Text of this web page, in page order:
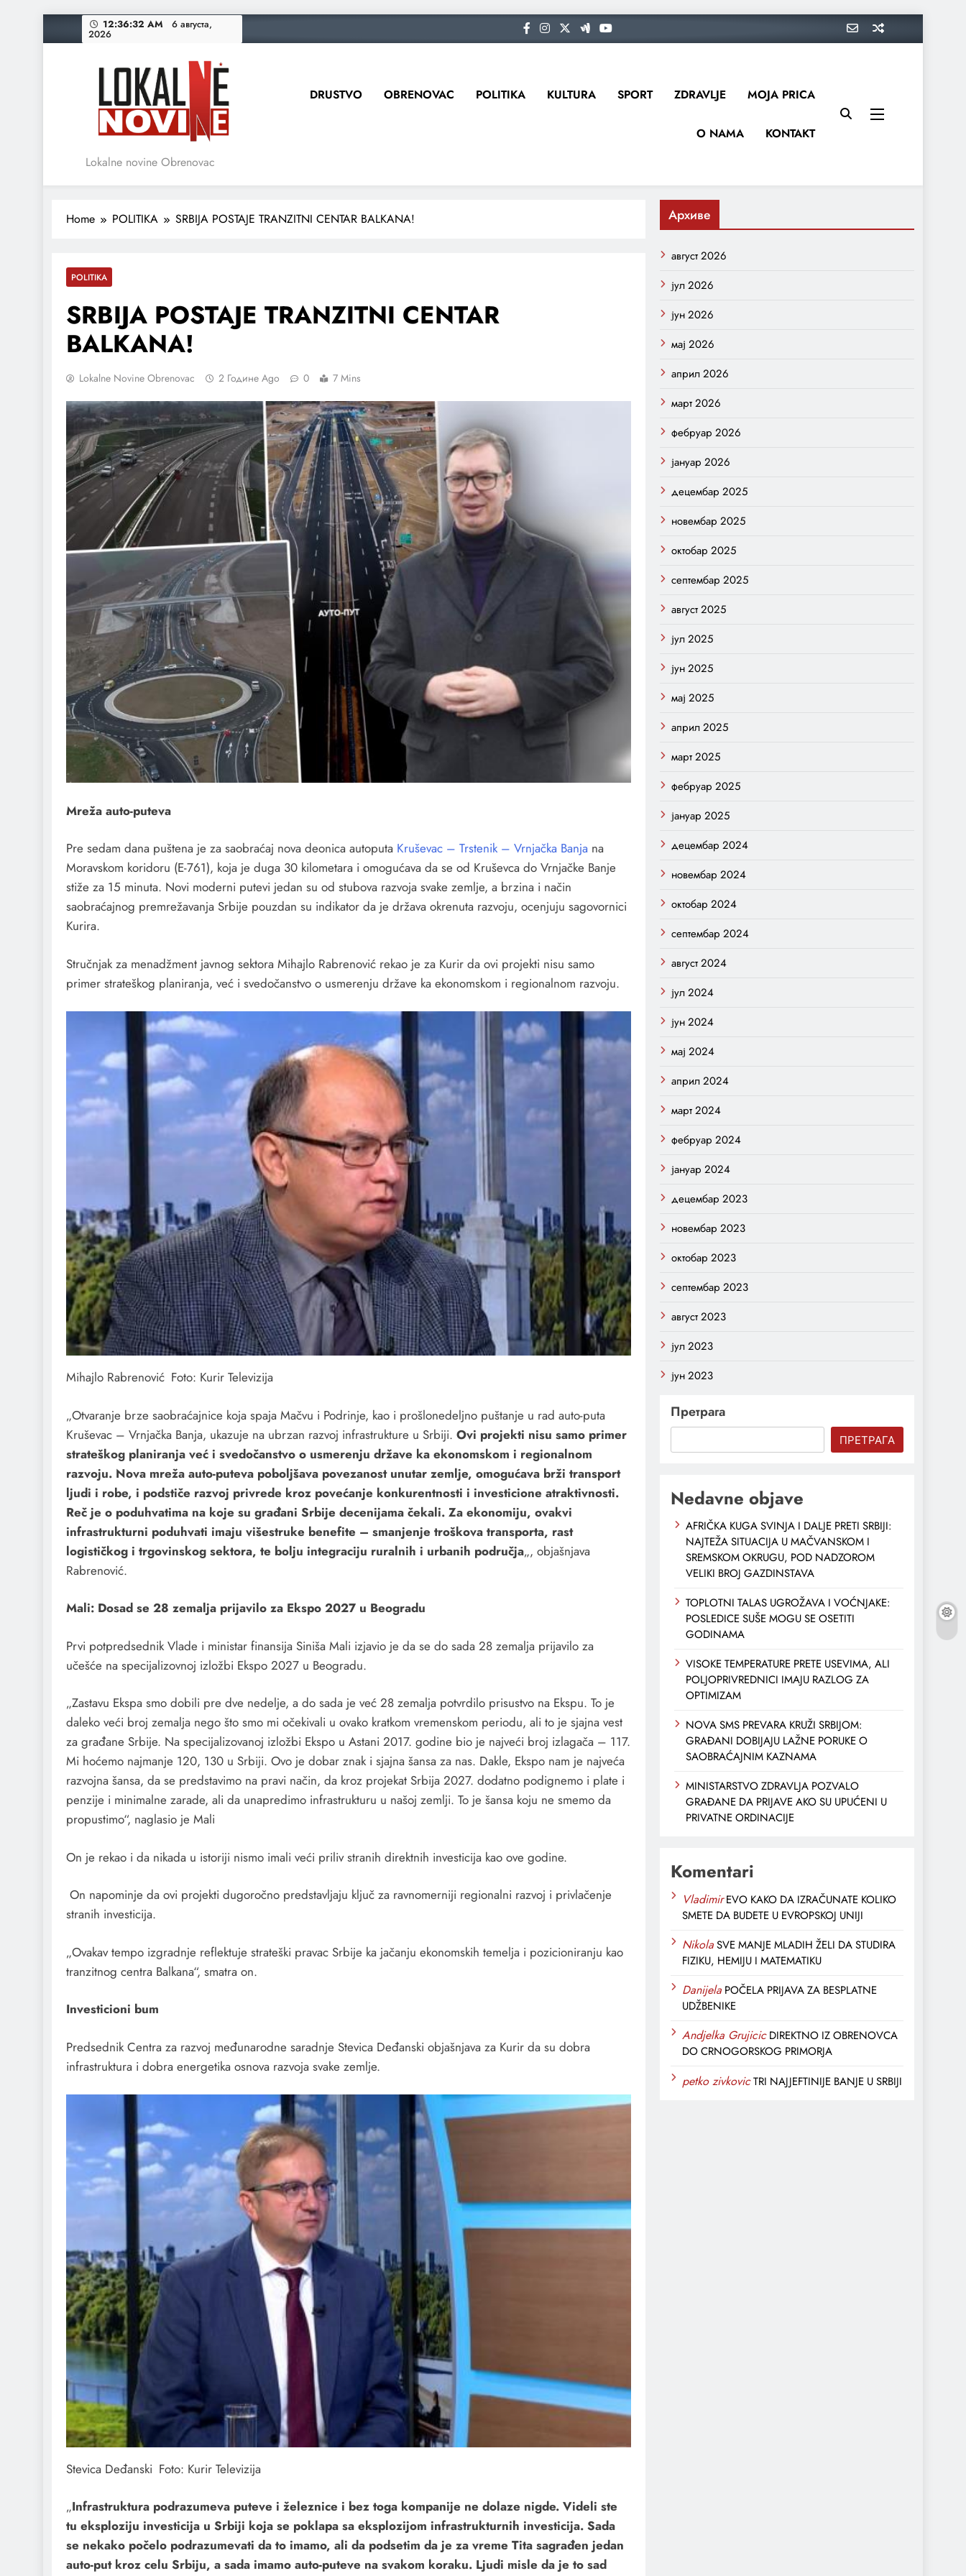
to
12:36:33 AM 6 августа,
2026
Lokalne novine Obrenovac
DRUSTVO OBRENOVAC POLITIKA KULTURA SPORT ZDRAVLJE MOJA PRICA
O NAMA KONTAKT
Home POLITIKA SRBIJA POSTAJE TRANZITNI CENTAR BALKANA!
POLITIKA
SRBIJA POSTAJE TRANZITNI CENTAR
BALKANA!
Lokalne Novine Obrenovac 2 Године Ago 0 7 Mins
Mreža auto-puteva
Pre sedam dana puštena je za saobraćaj nova deonica autoputa Kruševac – Trstenik – Vrnjačka Banja na
Moravskom koridoru (E-761), koja je duga 30 kilometara i omogućava da se od Kruševca do Vrnjačke Banje
stiže za 15 minuta. Novi moderni putevi jedan su od stubova razvoja svake zemlje, a brzina i način
saobraćajnog premrežavanja Srbije pouzdan su indikator da je država okrenuta razvoju, ocenjuju sagovornici
Kurira.
Stručnjak za menadžment javnog sektora Mihajlo Rabrenović rekao je za Kurir da ovi projekti nisu samo
primer strateškog planiranja, već i svedočanstvo o usmerenju države ka ekonomskom i regionalnom razvoju.
Mihajlo Rabrenović Foto: Kurir Televizija
„Otvaranje brze saobraćajnice koja spaja Mačvu i Podrinje, kao i prošlonedeljno puštanje u rad auto-puta
Kruševac – Vrnjačka Banja, ukazuje na ubrzan razvoj infrastrukture u Srbiji. Ovi projekti nisu samo primer
strateškog planiranja već i svedočanstvo o usmerenju države ka ekonomskom i regionalnom
razvoju. Nova mreža auto-puteva poboljšava povezanost unutar zemlje, omogućava brži transport
ljudi i robe, i podstiče razvoj privrede kroz povećanje konkurentnosti i investicione atraktivnosti.
Reč je o poduhvatima na koje su građani Srbije decenijama čekali. Za ekonomiju, ovakvi
infrastrukturni poduhvati imaju višestruke benefite – smanjenje troškova transporta, rast
logističkog i trgovinskog sektora, te bolju integraciju ruralnih i urbanih područja„, objašnjava
Rabrenović.
Mali: Dosad se 28 zemalja prijavilo za Ekspo 2027 u Beogradu
Prvi potpredsednik Vlade i ministar finansija Siniša Mali izjavio je da se do sada 28 zemalja prijavilo za
učešće na specijalizovnoj izložbi Ekspo 2027 u Beogradu.
„Zastavu Ekspa smo dobili pre dve nedelje, a do sada je već 28 zemalja potvrdilo prisustvo na Ekspu. To je
daleko veći broj zemalja nego što smo mi očekivali u ovako kratkom vremenskom periodu, ali to je sjajna vest
za građane Srbije. Na specijalizovanoj izložbi Ekspo u Astani 2017. godine bio je najveći broj izlagača – 117.
Mi hoćemo najmanje 120, 130 u Srbiji. Ovo je dobar znak i sjajna šansa za nas. Dakle, Ekspo nam je najveća
razvojna šansa, da se predstavimo na pravi način, da kroz projekat Srbija 2027. dodatno podignemo i plate i
penzije i minimalne zarade, ali da unapredimo infrastrukturu u našoj zemlji. To je šansa koju ne smemo da
propustimo“, naglasio je Mali
On je rekao i da nikada u istoriji nismo imali veći priliv stranih direktnih investicija kao ove godine.
On napominje da ovi projekti dugoročno predstavljaju ključ za ravnomerniji regionalni razvoj i privlačenje
stranih investicija.
„Ovakav tempo izgradnje reflektuje strateški pravac Srbije ka jačanju ekonomskih temelja i pozicioniranju kao
tranzitnog centra Balkana“, smatra on.
Investicioni bum
Predsednik Centra za razvoj međunarodne saradnje Stevica Deđanski objašnjava za Kurir da su dobra
infrastruktura i dobra energetika osnova razvoja svake zemlje.
Stevica Deđanski Foto: Kurir Televizija
„Infrastruktura podrazumeva puteve i železnice i bez toga kompanije ne dolaze nigde. Videli ste
tu eksploziju investicija u Srbiji koja se poklapa sa eksplozijom infrastrukturnih investicija. Sada
se nekako počelo podrazumevati da to imamo, ali da podsetim da je za vreme Tita sagrađen jedan
auto-put kroz celu Srbiju, a sada imamo auto-puteve na svakom koraku. Ljudi misle da je to sad
Архиве
август 2026
јул 2026
јун 2026
мај 2026
април 2026
март 2026
фебруар 2026
јануар 2026
децембар 2025
новембар 2025
октобар 2025
септембар 2025
август 2025
јул 2025
јун 2025
мај 2025
април 2025
март 2025
фебруар 2025
јануар 2025
децембар 2024
новембар 2024
октобар 2024
септембар 2024
август 2024
јул 2024
јун 2024
мај 2024
април 2024
март 2024
фебруар 2024
јануар 2024
децембар 2023
новембар 2023
октобар 2023
септембар 2023
август 2023
јул 2023
јун 2023
Претрага
ПРЕТРАГА
Nedavne objave
AFRIČKA KUGA SVINJA I DALJE PRETI SRBIJI:
NAJTEŽA SITUACIJA U MAČVANSKOM I
SREMSKOM OKRUGU, POD NADZOROM
VELIKI BROJ GAZDINSTAVA
TOPLOTNI TALAS UGROŽAVA I VOĆNJAKE:
POSLEDICE SUŠE MOGU SE OSETITI
GODINAMA
VISOKE TEMPERATURE PRETE USEVIMA, ALI
POLJOPRIVREDNICI IMAJU RAZLOG ZA
OPTIMIZAM
NOVA SMS PREVARA KRUŽI SRBIJOM:
GRAĐANI DOBIJAJU LAŽNE PORUKE O
SAOBRAĆAJNIM KAZNAMA
MINISTARSTVO ZDRAVLJA POZVALO
GRAĐANE DA PRIJAVE AKO SU UPUĆENI U
PRIVATNE ORDINACIJE
Komentari
Vladimir EVO KAKO DA IZRAČUNATE KOLIKO
SMETE DA BUDETE U EVROPSKOJ UNIJI
NikolaSVE MANJE MLADIH ŽELI DA STUDIRA
FIZIKU, HEMIJU I MATEMATIKU
Danijela POČELA PRIJAVA ZA BESPLATNE
UDŽBENIKE
Andjelka Grujicic DIREKTNO IZ OBRENOVCA
DO CRNOGORSKOG PRIMORJA
petko zivkovicTRI NAJJEFTINIJE BANJE U SRBIJI